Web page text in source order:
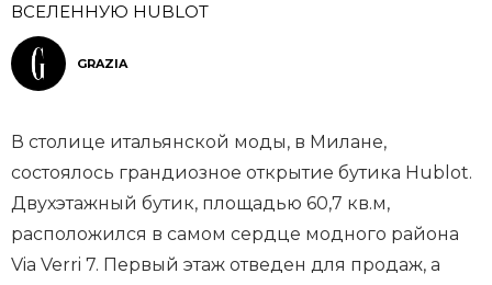
ВСЕЛЕННУЮ HUBLOT
GRAZIA
В столице итальянской моды, в Милане,
состоялось грандиозное открытие бутика Hublot.
Двухэтажный бутик, площадью 60,7 кв.м,
расположился в самом сердце модного района
Via Verri 7. Первый этаж отведен для продаж, а